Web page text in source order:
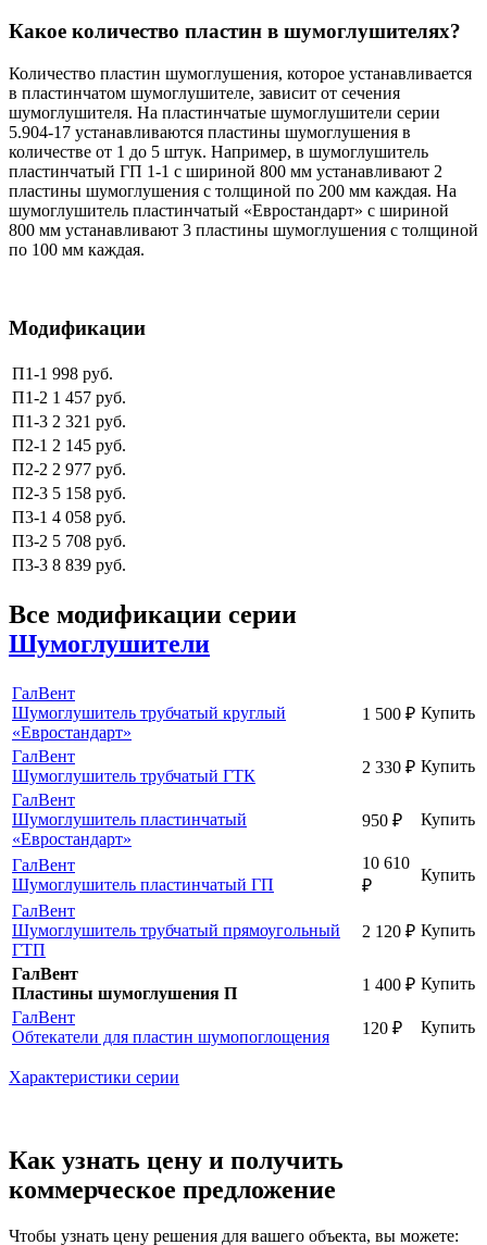
Какое количество пластин в шумоглушителях?
Количество пластин шумоглушения, которое устанавливается
в пластинчатом шумоглушителе, зависит от сечения
шумоглушителя. На пластинчатые шумоглушители серии
5.904-17 устанавливаются пластины шумоглушения в
количестве от 1 до 5 штук. Например, в шумоглушитель
пластинчатый ГП 1-1 с шириной 800 мм устанавливают 2
пластины шумоглушения с толщиной по 200 мм каждая. На
шумоглушитель пластинчатый «Евростандарт» с шириной
800 мм устанавливают 3 пластины шумоглушения с толщиной
по 100 мм каждая.
Модификации
П1-1 998 руб.
П1-2 1 457 руб.
П1-3 2 321 руб.
П2-1 2 145 руб.
П2-2 2 977 руб.
П2-3 5 158 руб.
П3-1 4 058 руб.
П3-2 5 708 руб.
П3-3 8 839 руб.
Все модификации серии
Шумоглушители
ГалВент
Шумоглушитель трубчатый круглый
«Евростандарт»
1 500 ₽ Купить
ГалВент
Шумоглушитель трубчатый ГТК
2 330 ₽ Купить
ГалВент
Шумоглушитель пластинчатый
«Евростандарт»
950 ₽ Купить
ГалВент
Шумоглушитель пластинчатый ГП
10 610
₽
Купить
ГалВент
Шумоглушитель трубчатый прямоугольный
ГТП
2 120 ₽ Купить
ГалВент
Пластины шумоглушения П
1 400 ₽ Купить
ГалВент
Обтекатели для пластин шумопоглощения
120 ₽ Купить
Характеристики серии
Как узнать цену и получить
коммерческое предложение
Чтобы узнать цену решения для вашего объекта, вы можете: